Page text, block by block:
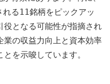
る11銘柄をピックアッ
役となる可能性が指摘され
業の収益力向上と資本効率
を示唆しています。